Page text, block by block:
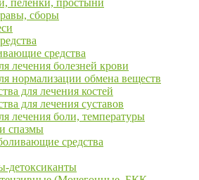
пеленки, простыни
сборы
средства
лечения болезней крови
нормализации обмена веществ
для лечения костей
для лечения суставов
лечения боли, температуры
спазмы
средства
детоксиканты